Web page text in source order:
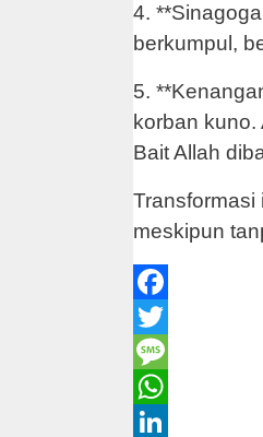
4.
berkumpul,
5.
korban
Bait Allah
meskipun
Facebook
Twitter
Message
WhatsApp